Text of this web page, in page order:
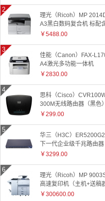
理光（Ricoh）MP
A3黑白数码复合机 标配
盖板
￥5488.00
佳能（Canon）FAX-
A4激光多功能一体机
￥2830.00
思科（Cisco）
300M无线路由器（黑色）
￥299.00
华三（H3C）ER5200G2
下一代企业级千兆路由器
￥3299.00
理光（Ricoh）MP
高速复印机（主机+送稿
+小册子装订器）
￥300600.00